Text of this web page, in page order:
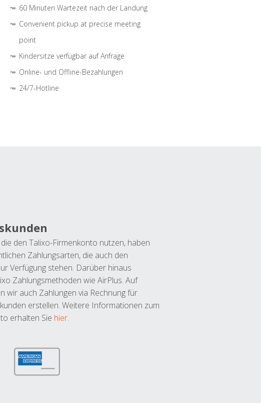
60 Minuten Wartezeit nach der Landung
Convenient pickup at precise meeting
point
Kindersitze verfügbar auf Anfrage
Online- und Offline-Bezahlungen
24/7-Hotline
den Talixo-Firmenkonto nutzen, haben
Zahlungsarten, die auch den
Verfügung stehen. Darüber hinaus
Zahlungsmethoden wie AirPlus. Auf
wir auch Zahlungen via Rechnung für
erstellen. Weitere Informationen zum
erhalten Sie hier.